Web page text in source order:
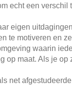
echt een
eigen
te motiveren en
waarin
op maat. Als je
net